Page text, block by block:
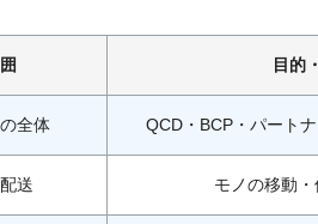
目的
全体 QCD・BCP・パート
送 モノの移動・